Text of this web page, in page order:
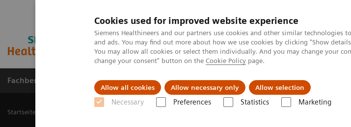
Cookies used for improved website experience
Siemens Healthineers and our partners use cookies and other similar technologies
and ads. You may find out more about how we use cookies by clicking "Show
You may allow all cookies or select them individually. And you may change your
change your consent" button on the Cookie Policy page.
Allow all cookies Allow necessary only Allow selection
Necessary Preferences Statistics Marketing
Fachbereiche Healthcare Management Produkte & Services
Startseite